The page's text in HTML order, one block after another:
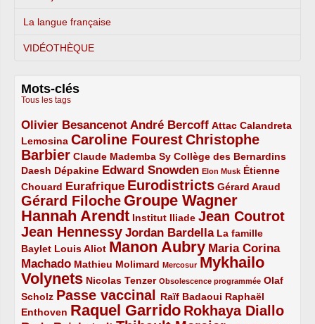
La langue française
VIDÉOTHÈQUE
Mots-clés
Tous les tags
Olivier Besancenot
3/5 André Bercoff
3/5 Attac
2/5
Calandreta
Lemosina
2/5 Caroline Fourest
4/5
Christophe
Barbier
4/5 Claude Mademba Sy
2/5 Collège des Bernardins
2/5
Daesh
2/5 Dépakine
2/5 Edward Snowden
3/5 Elon Musk
1/5
Étienne
Chouard
2/5 Eurafrique
3/5 Eurodistricts
4/5 Gérard Araud
2/5
Gérard Filoche
4/5 Groupe Wagner
5/5
Hannah Arendt
5/5 Institut Iliade
2/5 Jean Coutrot
4/5
Jean Hennessy
4/5 Jordan Bardella
3/5
La famille
Baylet
2/5 Louis Aliot
2/5 Manon Aubry
5/5
Maria Corina
Machado
3/5 Mathieu Molimard
2/5 Mercosur
1/5
Mykhailo
Volynets
5/5 Nicolas Tenzer
2/5 Obsolescence programmée
1/5
Olaf
Scholz
2/5 Passe vaccinal
4/5 Raïf Badaoui
2/5
Raphaël
Enthoven
2/5 Raquel Garrido
5/5 Rokhaya Diallo
4/5